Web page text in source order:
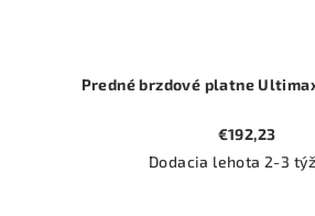
Predné brzdové platne
€192,23
Dodacia lehota 2-3